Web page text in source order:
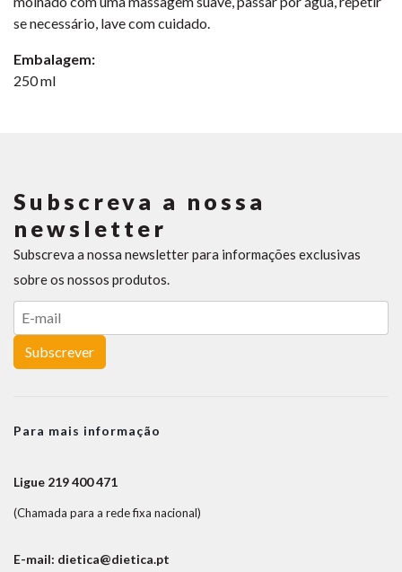
se necessário, lave com cuidado.
Embalagem:
250 ml
Subscreva a nossa
newsletter
Subscreva a nossa newsletter para informações exclusivas
sobre os nossos produtos.
Subscrever
Para mais informação
Ligue 219 400 471
(Chamada para a rede fixa nacional)
E-mail: dietica@dietica.pt